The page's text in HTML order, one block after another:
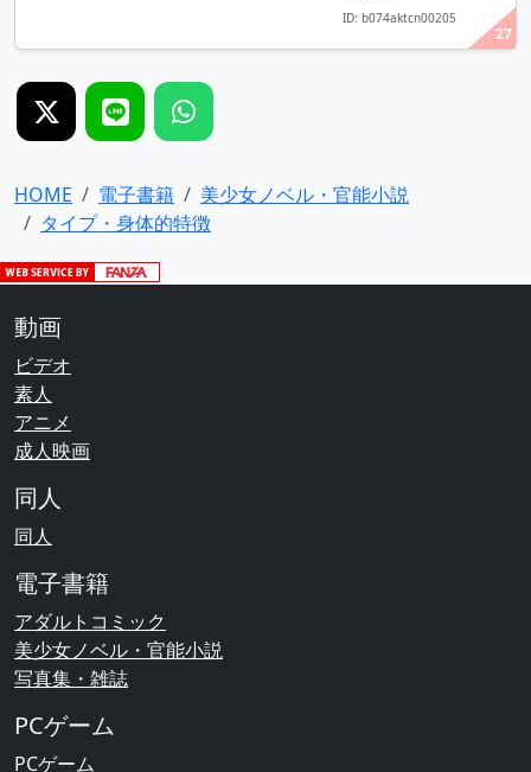
27
ID: b074aktcn00205
HOME 電子書籍
美少女ノベル・官能小説
タイプ・身体的特徴
動画
ビデオ
素人
アニメ
成人映画
同人
同人
電子書籍
アダルトコミック
美少女ノベル・官能小説
写真集・雑誌
PCゲーム
PCゲーム